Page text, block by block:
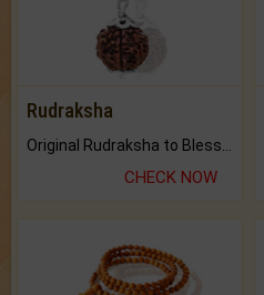
Rudraksha
CHECK NOW